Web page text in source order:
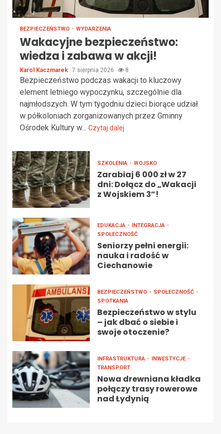
BEZPIECZEŃSTWO WYDARZENIA
Wakacyjne bezpieczeństwo:
wiedza i zabawa w akcji!
Karol Kaczmarek 7 sierpnia 2026 8
Bezpieczeństwo podczas wakacji to kluczowy
element letniego wypoczynku, szczególnie dla
najmłodszych. W tym tygodniu dzieci biorące udział
w półkoloniach zorganizowanych przez Gminny
Ośrodek Kultury w... Czytaj dalej
SZKOLENIA WOJSKO
Zarabiaj 6 000 zł w 27
dni: Dołącz do „Wakacji
z Wojskiem 3”!
EDUKACJA
INTEGRACJA
SPOŁECZNOŚĆ
Seniorzy pełni energii:
nauka i radość w
Ciechanowie
BEZPIECZEŃSTWO
SPOŁECZNOŚĆ
SPOTKANIA
Bezpieczeństwo w stylu
– jak dbać o siebie i
swoje otoczenie?
INFRASTRUKTURA
INWESTYCJE
TRANSPORT
Nowa drewniana kładka
połączy trasy rowerowe
nad Łydynią